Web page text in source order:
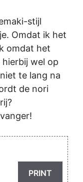
stijl
Omdat ik het
omdat het
hierbij wel op
te lang na
de nori
PRINT